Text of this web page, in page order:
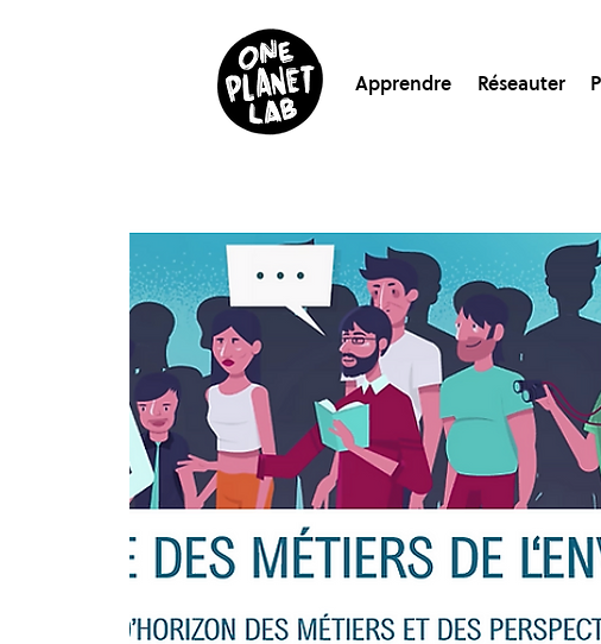
Apprendre Réseauter